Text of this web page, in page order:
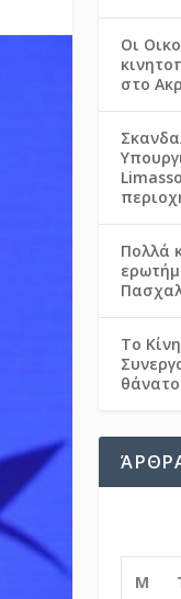
Οι
στο
Πολλά
Το
M